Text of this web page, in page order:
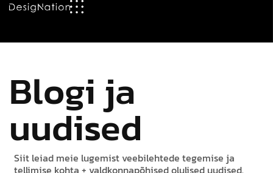
Blogi ja
uudised
Siit leiad meie lugemist veebilehtede tegemise ja
tellimise kohta + valdkonnapõhised olulised uudised.